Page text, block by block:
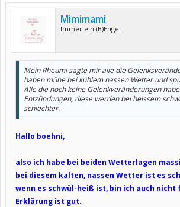
Mimimami
Immer ein (B)Engel
Mein Rheumi sagte mir alle die
haben mühe bei kühlem nassen Wetter und
Alle die noch keine Gelenkveränderungen
Entzündungen, diese werden bei heissem
schlechter.
Hallo boehni,
also ich habe bei beiden Wetterlagen
bei diesem kalten, nassen Wetter ist es
wenn es schwül-heiß ist, bin ich auch nicht
Erklärung ist gut.